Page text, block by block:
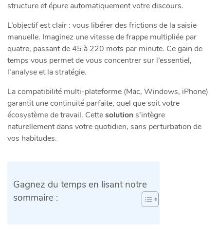
structure et épure automatiquement votre discours.
L’objectif est clair : vous libérer des frictions de la saisie
manuelle. Imaginez une vitesse de frappe multipliée par
quatre, passant de 45 à 220 mots par minute. Ce gain de
temps vous permet de vous concentrer sur l’essentiel,
l’analyse et la stratégie.
La compatibilité multi-plateforme (Mac, Windows, iPhone)
garantit une continuité parfaite, quel que soit votre
écosystème de travail. Cettesolutions’intègre
naturellement dans votre quotidien, sans perturbation de
vos habitudes.
Gagnez du temps en lisant notre
sommaire :